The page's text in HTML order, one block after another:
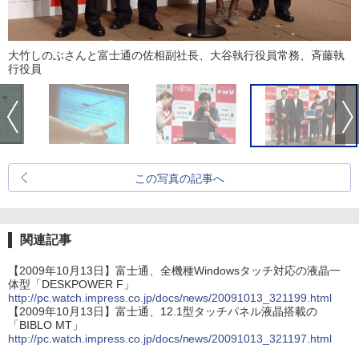
大竹しのぶさんと富士通の佐相副社長、大谷執行役員常務、斉藤執
行役員
この写真の記事へ
関連記事
【2009年10月13日】富士通、全機種Windowsタッチ対応の液晶一
体型「DESKPOWER F」
http://pc.watch.impress.co.jp/docs/news/20091013_321199.html
【2009年10月13日】富士通、12.1型タッチパネル液晶搭載の
「BIBLO MT」
http://pc.watch.impress.co.jp/docs/news/20091013_321197.html